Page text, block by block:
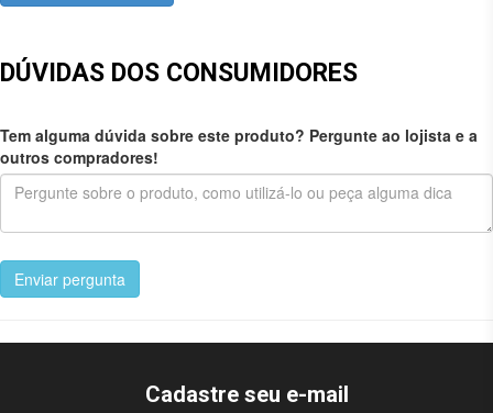
DÚVIDAS DOS CONSUMIDORES
Tem alguma dúvida sobre este produto? Pergunte ao lojista e a
outros compradores!
Enviar pergunta
Cadastre seu e-mail